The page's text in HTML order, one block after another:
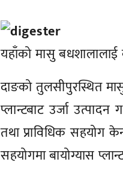
यहाँको मासु बधशालालाई
दाङको तुलसीपुरस्थित
प्लान्टबाट उर्जा
तथा प्राविधिक सहयोग
सहयोगमा बायोग्यास